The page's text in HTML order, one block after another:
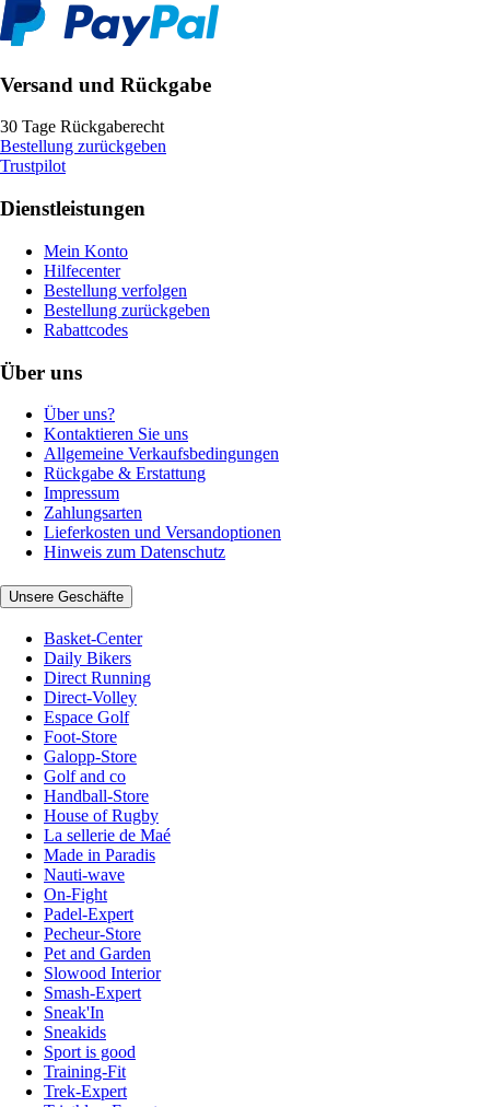
Versand und Rückgabe
30 Tage Rückgaberecht
Bestellung zurückgeben
Trustpilot
Dienstleistungen
Mein Konto
Hilfecenter
Bestellung verfolgen
Bestellung zurückgeben
Rabattcodes
Über uns
Über uns?
Kontaktieren Sie uns
Allgemeine Verkaufsbedingungen
Rückgabe & Erstattung
Impressum
Zahlungsarten
Lieferkosten und Versandoptionen
Hinweis zum Datenschutz
Unsere Geschäfte
Basket-Center
Daily Bikers
Direct Running
Direct-Volley
Espace Golf
Foot-Store
Galopp-Store
Golf and co
Handball-Store
House of Rugby
La sellerie de Maé
Made in Paradis
Nauti-wave
On-Fight
Padel-Expert
Pecheur-Store
Pet and Garden
Slowood Interior
Smash-Expert
Sneak'In
Sneakids
Sport is good
Training-Fit
Trek-Expert